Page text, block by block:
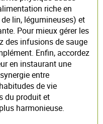
riche en
lin, légumineuses) et
Pour mieux gérer les
des infusions de sauge
Enfin, accordez
en instaurant une
entre
de vie
du produit et
harmonieuse.